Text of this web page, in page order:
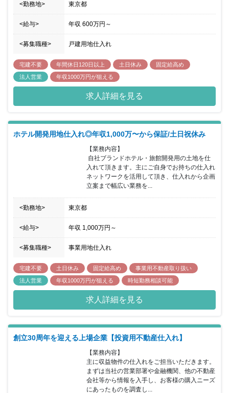
<勤務地> 東京都
<給与> 年収 600万円 ～
<募集職種> 戸建用地仕入れ
宅建不要 年間休日120日以上 土日休み
固定給高め
法人営業
年収1000万円が狙える
求人詳細を見る
ホテル開発用地仕入れ◎年収1,000万〜から保証/土日祝休み
【業務内容】
入れて頂きます。主にご自身でお持ちの仕入れ
ネットワークを活用して頂き、仕入れから企画
立案まで幅広い業務を...
<勤務地> 東京都
<給与> 年収 1,000万円 ～
<募集職種> 事業用地仕入れ
宅建不要 土日休み 固定給高め
事業用不動産取り扱い
法人営業
年収1000万円が狙える 時短勤務相談可能
求人詳細を見る
創立30周年を迎える上場企業【投資用不動産仕入れ】
【業務内容】
主に収益物件の仕入れをご担当いただきます。
まずは当社の営業部署や金融機関、他の不動産
会社等から情報を入手し、お客様の購入ニーズ
にあったものを調査し...